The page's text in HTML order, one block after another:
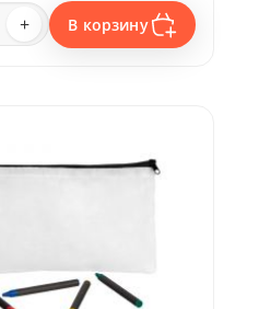
+ В корзину